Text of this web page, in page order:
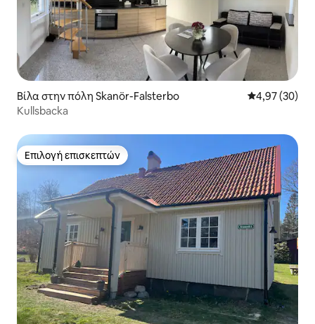
Βίλα στην πόλη Skanör-Falsterbo Μέση
4,97 (30)
Kullsbacka
Επιλογή επισκεπτών
Επιλογή επισκεπτών